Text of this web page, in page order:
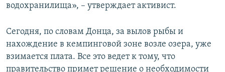
водохранилища», – утверждает активист.
Сегодня, по словам Донца, за вылов рыбы и
нахождение в кемпинговой зоне возле озера, уже
взимается плата. Все это ведет к тому, что
правительство примет решение о необходимости